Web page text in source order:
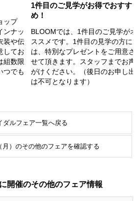
ップ
ンナッ
装や伝
してお
組数限
つでも
1件目のご見学がお得でおすす
め！
BLOOMでは、1件目のご見学がオ
ススメです。1件目の見学の方に
は、特別なプレゼントをご用意さ
せて頂きます。スタッフまでお声
がけください。（後日のお申し出
は不可となります）
ダルフェア一覧へ戻る
月）のその他のフェアを確認する
開催のその他のフェア情報